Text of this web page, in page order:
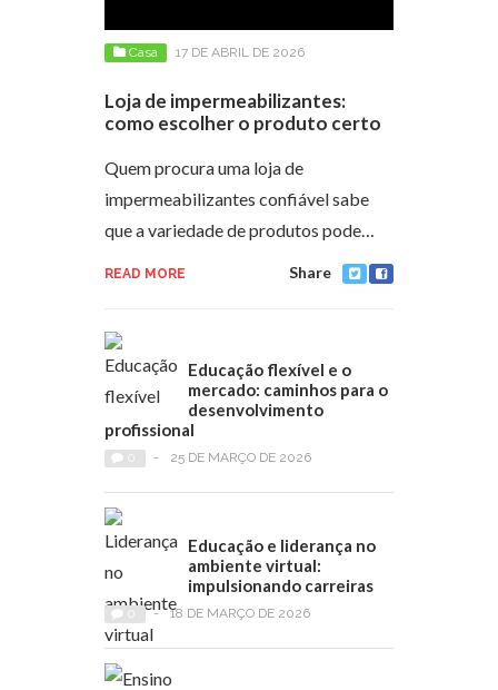
Casa 17 DE ABRIL DE 2026
Loja de impermeabilizantes:
como escolher o produto certo
Quem procura uma loja de
impermeabilizantes confiável sabe
que a variedade de produtos pode…
READ MORE Share
Educação flexível e o
mercado: caminhos para o
desenvolvimento
profissional
- 25 DE MARÇO DE 2026
Educação e liderança no
ambiente virtual:
impulsionando carreiras
- 18 DE MARÇO DE 2026